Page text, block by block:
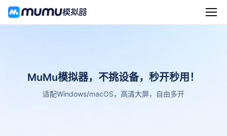
MuMu模拟器，不挑设备，秒开秒用！
适配Windows/macOS，高清大屏，自由多开